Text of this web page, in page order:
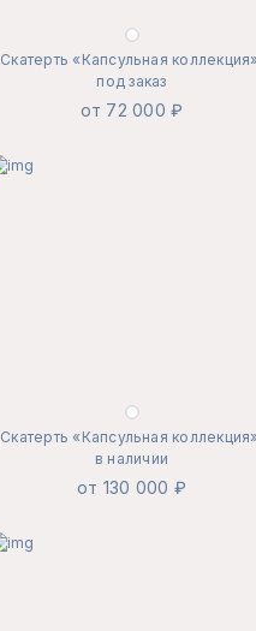
Скатерть «Капсульная
под заказ
от 72 000 ₽
Скатерть «Капсульная
в наличии
от 130 000 ₽